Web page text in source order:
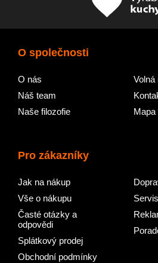
O společnosti
O nás
Náš team
Naše filozofie
Mapa
Pro zákazníky
Jak na nákup
Vše o nákupu
Časté otázky a
odpovědi
Splátkový prodej
Obchodní podmínky
Servis